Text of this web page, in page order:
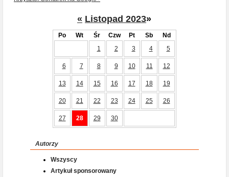
« Listopad 2023»
Po Wt Śr Czw Pt Sb
Nd
1
2 3 4 5
6 7 8 9 10 11 12
13 14 15 16 17 18 19
20 21 22 23 24 25 26
27 28 29 30
Autorzy
Wszyscy
Artykuł sponsorowany